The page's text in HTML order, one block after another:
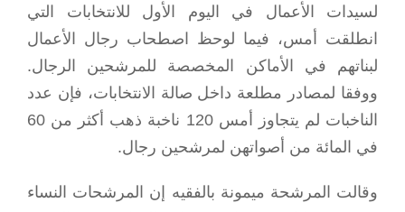
لسيدات الأعمال في اليوم الأول للانتخابات التي
انطلقت أمس، فيما لوحظ اصطحاب رجال الأعمال
لبناتهم في الأماكن المخصصة للمرشحين الرجال.
ووفقا لمصادر مطلعة داخل صالة الانتخابات، فإن عدد
الناخبات لم يتجاوز أمس 120 ناخبة ذهب أكثر من 60
في المائة من أصواتهن لمرشحين رجال.
وقالت المرشحة ميمونة بالفقيه إن المرشحات النساء